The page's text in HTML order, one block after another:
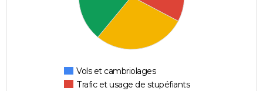
Vols et cambriolages
Trafic et usage de stupéfiants